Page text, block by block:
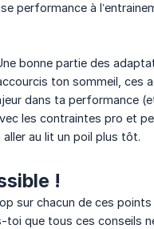
performance à
bonne partie des
ton sommeil, ces
dans ta performance
les contraintes pro et
au lit un poil plus tôt.
!
chacun de ces points
que tous ces conseils